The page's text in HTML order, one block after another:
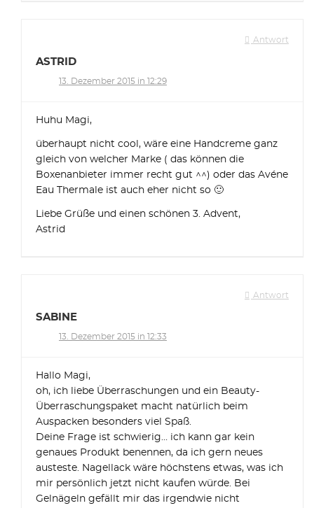
Antwort
ASTRID
13. Dezember 2015 in 12:29
Huhu Magi,
überhaupt nicht cool, wäre eine Handcreme ganz
gleich von welcher Marke ( das können die
Boxenanbieter immer recht gut ^^) oder das Avéne
Eau Thermale ist auch eher nicht so 🙂
Liebe Grüße und einen schönen 3. Advent,
Astrid
Antwort
SABINE
13. Dezember 2015 in 12:33
Hallo Magi,
oh, ich liebe Überraschungen und ein Beauty-
Überraschungspaket macht natürlich beim
Auspacken besonders viel Spaß.
Deine Frage ist schwierig… ich kann gar kein
genaues Produkt benennen, da ich gern neues
austeste. Nagellack wäre höchstens etwas, was ich
mir persönlich jetzt nicht kaufen würde. Bei
Gelnägeln gefällt mir das irgendwie nicht